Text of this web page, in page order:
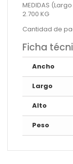
MEDIDAS
2.700 KG
Cantidad de
Ficha
Ancho
Largo
Alto
Peso